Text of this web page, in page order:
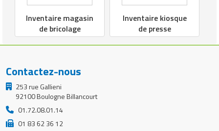
Inventaire magasin
de bricolage
Inventaire kiosque
de presse
Contactez-nous
253 rue Gallieni
92100 Boulogne Billancourt
01.72.08.01.14
01 83 62 36 12